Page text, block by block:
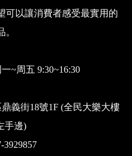
可以讓消費者感受最實用的
。
~周五 9:30~16:30
義街18號1F (全民大樂大樓
手邊)
3929857